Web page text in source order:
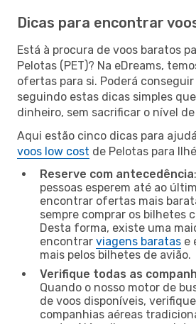
Dicas para encontrar
Está à procura de voos baratos
Pelotas (PET)? Na eDreams,
ofertas para si. Poderá
seguindo estas dicas simples
dinheiro, sem sacrificar o nível
Aqui estão cinco dicas para
voos low cost de Pelotas para
Reserve com antecedência
pessoas esperem até ao
encontrar ofertas mais
sempre comprar os bilhetes
Desta forma, existe uma
encontrar viagens baratas e
mais pelos bilhetes de avião.
Verifique todas as
Quando o nosso motor de
de voos disponíveis,
companhias aéreas